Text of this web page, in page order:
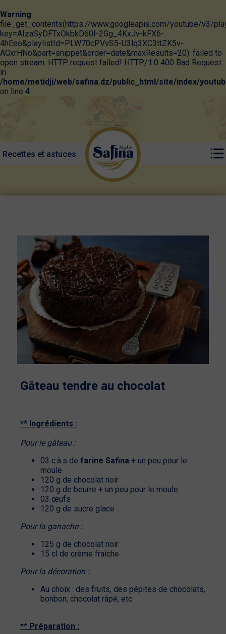
Warning:
file_get_contents(https://www.googleapis.com/youtube/v3/
key=AIzaSyDFTxOkbkD60I-2Gg_4KxJv-kFX6-
4hEeo&playlistId=PLW70cPVvS5-U3lq3XC3ttZK5v-
AGxrHNo&part=snippet&order=date&maxResults=20): failed to
open stream: HTTP request failed! HTTP/1.0 400 Bad Request
in
/home/metidji/web/safina.dz/public_html/site/index/
on line 4
Gâteau tendre au chocolat
** Ingrédients :
Pour le gâteau :
03 c.à.s de farine Safina + un peu pour le
moule
120 g de chocolat noir
120 g de beurre + un peu pour le moule
03 œufs
120 g de sucre glace
Pour la ganache :
125 g de chocolat noir
15 cl de crème fraîche
Pour la décoration :
Au choix : des fruits, des pépites de chocolats,
bonbon, chocolat râpé, etc
** Préparation :